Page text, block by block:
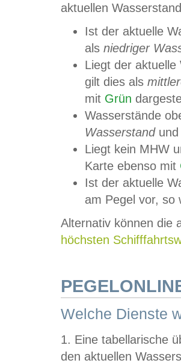
aktuellen
Ist der aktuelle
als niedriger
Liegt der
gilt dies als
mit Grün
Wasserstände
Wasserstandund
Liegt kein MHW
Karte ebenso mit
Ist der aktuelle
am Pegel vor,
Alternativ können die
höchsten
Welche Dienste
1. Eine tabellarische
den aktuellen